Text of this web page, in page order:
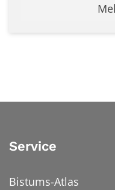
Service
Bistums-Atlas